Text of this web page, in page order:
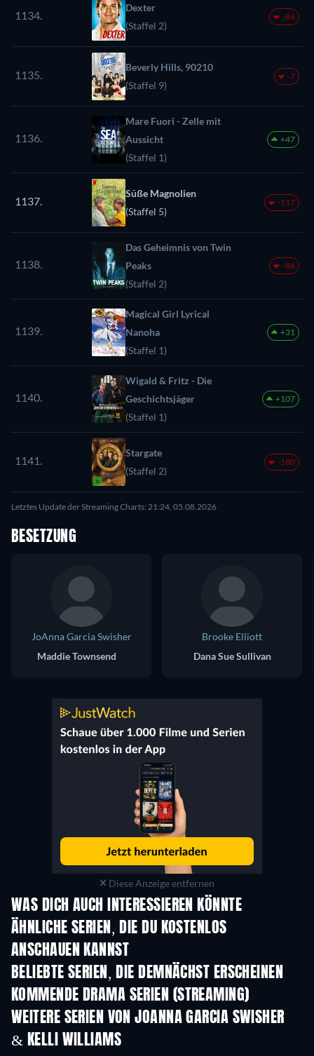
1134.
Dexter
(Staffel 2)
-86
1135.
Beverly Hills, 90210
(Staffel 9)
-7
1136.
Mare Fuori - Zelle mit
Aussicht
(Staffel 1)
+47
1137.
Süße Magnolien
(Staffel 5)
-117
1138.
Das Geheimnis von Twin
Peaks
(Staffel 2)
-86
1139.
Magical Girl Lyrical
Nanoha
(Staffel 1)
+31
1140.
Wigald & Fritz - Die
Geschichtsjäger
(Staffel 1)
+107
1141.
Stargate
(Staffel 2)
-180
Letztes Update der Streaming Charts: 21:24, 05.08.2026
BESETZUNG
JoAnna Garcia Swisher
Maddie Townsend
Brooke Elliott
Dana Sue Sullivan
Diese Anzeige entfernen
WAS DICH AUCH INTERESSIEREN KÖNNTE
Serie Serie
ÄHNLICHE SERIEN, DIE DU KOSTENLOS
ANSCHAUEN KANNST
Serie
BELIEBTE SERIEN, DIE DEMNÄCHST ERSCHEINEN
Serie Serie
KOMMENDE DRAMA SERIEN (STREAMING)
Staffel 4 Staffel 6
WEITERE SERIEN VON JOANNA GARCIA SWISHER
& KELLI WILLIAMS
Serie